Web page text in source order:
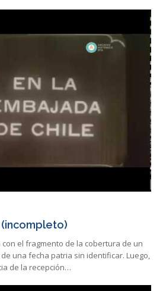
(incompleto)
el fragmento de la cobertura de un
una fecha patria sin identificar. Luego,
de la recepción…